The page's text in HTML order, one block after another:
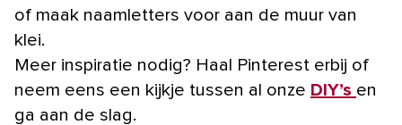
of maak naamletters voor aan de muur van
klei.
Meer inspiratie nodig? Haal Pinterest erbij of
neem eens een kijkje tussen al onze DIY’s en
ga aan de slag.